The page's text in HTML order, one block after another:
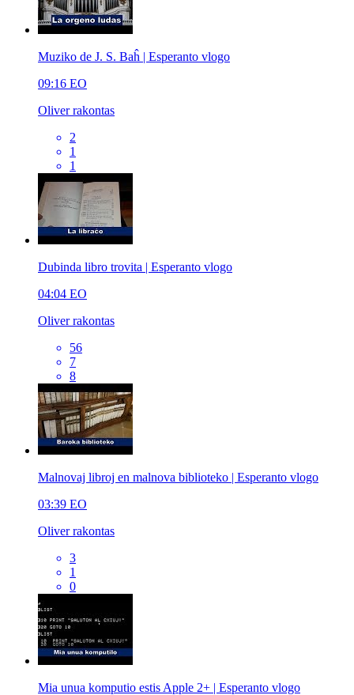
Muziko de J. S. Baĥ | Esperanto vlogo
09:16 EO
Oliver rakontas
2
1
1
Dubinda libro trovita | Esperanto vlogo
04:04 EO
Oliver rakontas
56
7
8
Malnovaj libroj en malnova biblioteko | Esperanto vlogo
03:39 EO
Oliver rakontas
3
1
0
Mia unua komputio estis Apple 2+ | Esperanto vlogo